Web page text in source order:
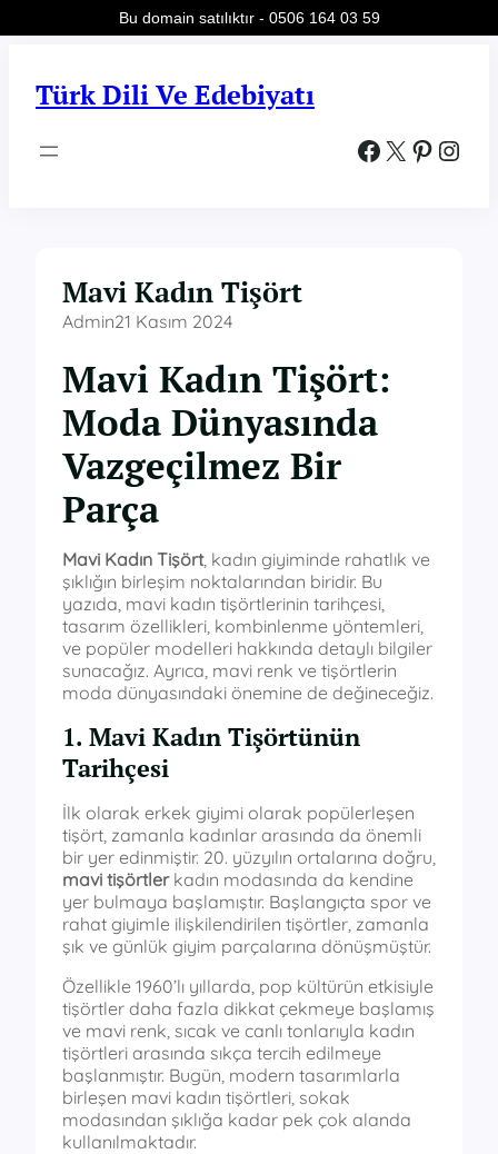
Türk Dili Ve Edebiyatı
Facebook X Pinterest Instagram
Mavi Kadın Tişört
Admin21 Kasım 2024
Mavi Kadın Tişört:
Moda Dünyasında
Vazgeçilmez Bir
Parça
Mavi Kadın Tişört, kadın giyiminde rahatlık ve
şıklığın birleşim noktalarından biridir. Bu
yazıda, mavi kadın tişörtlerinin tarihçesi,
tasarım özellikleri, kombinlenme yöntemleri,
ve popüler modelleri hakkında detaylı bilgiler
sunacağız. Ayrıca, mavi renk ve tişörtlerin
moda dünyasındaki önemine de değineceğiz.
1. Mavi Kadın Tişörtünün
Tarihçesi
İlk olarak erkek giyimi olarak popülerleşen
tişört, zamanla kadınlar arasında da önemli
bir yer edinmiştir. 20. yüzyılın ortalarına doğru,
mavi tişörtlerkadın modasında da kendine
yer bulmaya başlamıştır. Başlangıçta spor ve
rahat giyimle ilişkilendirilen tişörtler, zamanla
şık ve günlük giyim parçalarına dönüşmüştür.
Özellikle 1960’lı yıllarda, pop kültürün etkisiyle
tişörtler daha fazla dikkat çekmeye başlamış
ve mavi renk, sıcak ve canlı tonlarıyla kadın
tişörtleri arasında sıkça tercih edilmeye
başlanmıştır. Bugün, modern tasarımlarla
birleşen mavi kadın tişörtleri, sokak
modasından şıklığa kadar pek çok alanda
kullanılmaktadır.
Bu domain satılıktır - 0506 164 03 59